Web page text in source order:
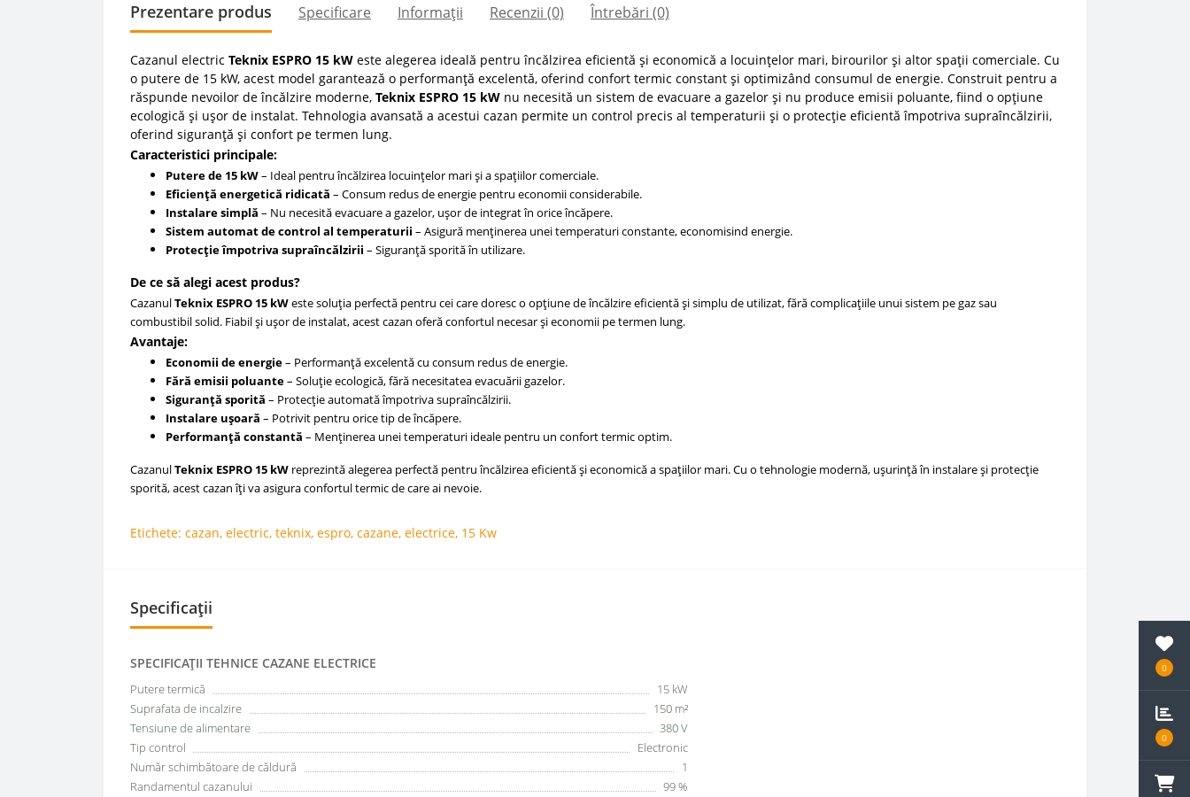
0
0
Prezentare produs Specificare Informații Recenzii (0) Întrebări (0)
Cazanul electric Teknix ESPRO 15 kW este alegerea ideală pentru încălzirea eficientă și economică a locuințelor mari, birourilor și altor spații comerciale. Cu
o putere de 15 kW, acest model garantează o performanță excelentă, oferind confort termic constant și optimizând consumul de energie. Construit pentru a
răspunde nevoilor de încălzire moderne, Teknix ESPRO 15 kW nu necesită un sistem de evacuare a gazelor și nu produce emisii poluante, fiind o opțiune
ecologică și ușor de instalat. Tehnologia avansată a acestui cazan permite un control precis al temperaturii și o protecție eficientă împotriva supraîncălzirii,
oferind siguranță și confort pe termen lung.
Caracteristici principale:
Putere de 15 kW– Ideal pentru încălzirea locuințelor mari și a spațiilor comerciale.
Eficiență energetică ridicată – Consum redus de energie pentru economii considerabile.
Instalare simplă – Nu necesită evacuare a gazelor, ușor de integrat în orice încăpere.
Sistem automat de control al temperaturii – Asigură menținerea unei temperaturi constante, economisind energie.
Protecție împotriva supraîncălzirii – Siguranță sporită în utilizare.
De ce să alegi acest produs?
CazanulTeknix ESPRO 15 kWeste soluția perfectă pentru cei care doresc o opțiune de încălzire eficientă și simplu de utilizat, fără complicațiile unui sistem pe gaz sau
combustibil solid. Fiabil și ușor de instalat, acest cazan oferă confortul necesar și economii pe termen lung.
Avantaje:
Economii de energie– Performanță excelentă cu consum redus de energie.
Fără emisii poluante– Soluție ecologică, fără necesitatea evacuării gazelor.
Siguranță sporită – Protecție automată împotriva supraîncălzirii.
Instalare ușoară – Potrivit pentru orice tip de încăpere.
Performanță constantă – Menținerea unei temperaturi ideale pentru un confort termic optim.
CazanulTeknix ESPRO 15 kW reprezintă alegerea perfectă pentru încălzirea eficientă și economică a spațiilor mari. Cu o tehnologie modernă, ușurință în instalare și protecție
sporită, acest cazan îți va asigura confortul termic de care ai nevoie.
Etichete: cazan, electric, teknix, espro, cazane, electrice, 15 Kw
Specificații
SPECIFICAŢII TEHNICE CAZANE ELECTRICE
Putere termică
15 kW
Suprafata de incalzire
150 m²
Tensiune de alimentare
380 V
Tip control
Electronic
Număr schimbătoare de căldură
1
Randamentul cazanului
99 %